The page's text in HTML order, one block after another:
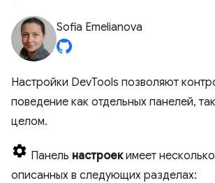
Sofia Emelianova
Настройки DevTools позволяют
поведение как отдельных панелей,
целом.
Панель настроекимеет
описанных в следующих разделах: